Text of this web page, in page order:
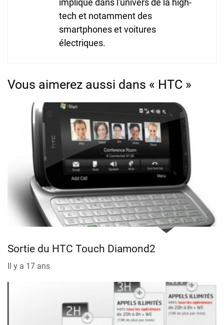
impliqué dans l'univers de la high-
tech et notamment des
smartphones et voitures
électriques.
Vous aimerez aussi dans « HTC »
Sortie du HTC Touch Diamond2
Il y a 17 ans